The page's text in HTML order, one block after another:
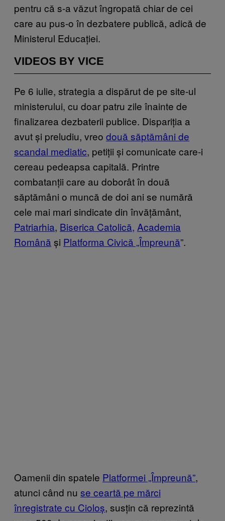
pentru că s-a văzut îngropată chiar de cei
care au pus-o în dezbatere publică, adică de
Ministerul Educației.
VIDEOS BY VICE
Pe 6 iulie, strategia a dispărut de pe site-ul
ministerului, cu doar patru zile înainte de
finalizarea dezbaterii publice. Dispariția a
avut și preludiu, vreo două săptămâni de
scandal mediatic, petiții și comunicate care-i
cereau pedeapsa capitală. Printre
combatanții care au doborât în două
săptămâni o muncă de doi ani se numără
cele mai mari sindicate din învățământ,
Patriarhia, Biserica Catolică, Academia
Română și Platforma Civică „Împreună”.
Oamenii din spatele Platformei „Împreună”,
atunci când nu se ceartă pe mărci
înregistrate cu Cioloș, susțin că reprezintă